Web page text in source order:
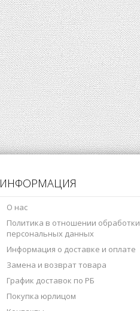
ИНФОРМАЦИЯ
О нас
Политика в отношении обработки
персональных данных
Информация о доставке и оплате
Замена и возврат товара
График доставок по РБ
Покупка юрлицом